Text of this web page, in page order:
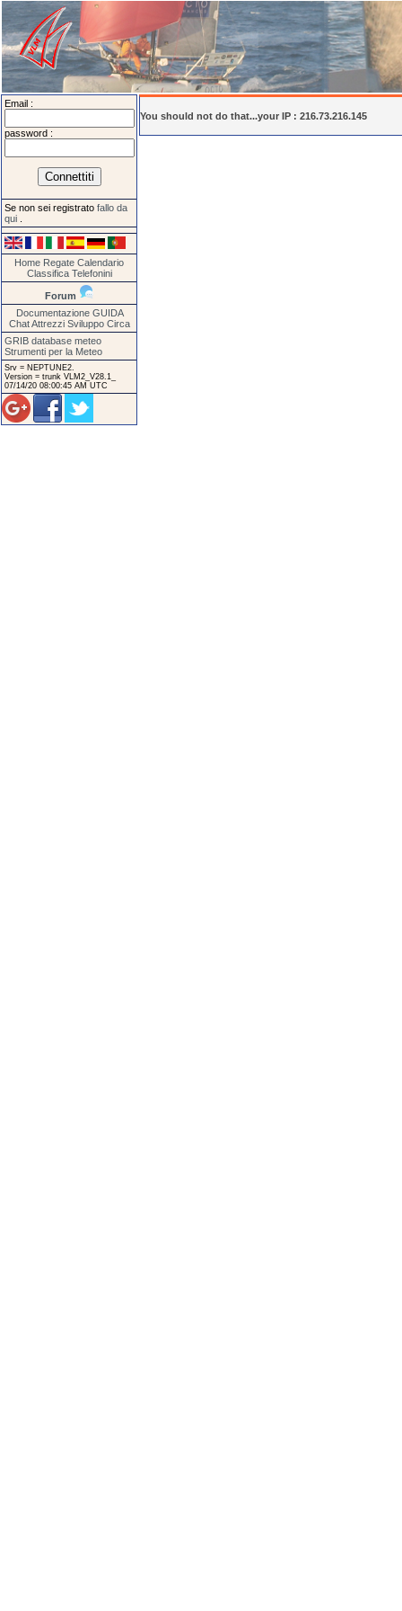
Email :
password :
Se non sei registrato fallo da
qui
Home Regate Calendario
Classifica Telefonini
Forum
Documentazione GUIDA
Chat Attrezzi Sviluppo Circa
GRIB database meteo
Strumenti per la Meteo
Srv = NEPTUNE2.
Version = trunk VLM2_V28.1_
07/14/20 08:00:45 AM UTC
You should not do that...your IP : 216.73.216.145